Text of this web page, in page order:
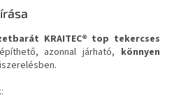
KRAITEC® top tekercses
azonnal járható, könnyen